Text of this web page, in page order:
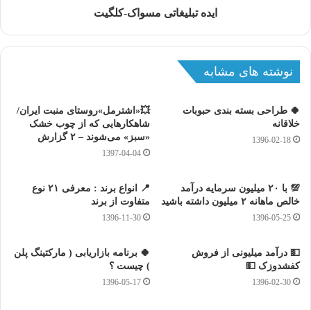
ایده تبلیغاتی مسواک-کلگیت
نوشته های مشابه
🍀 طراحی بسته بندی حبوبات
خلاقانه
1396-02-18
💥«اشترمل»روستای منبت ایران/
شاهکارهایی که از چوب خشک
«سبز» می‌شوند – ۲ گزارش
1397-04-04
💯 با ۲۰ میلیون سرمایه درآمد
خالص ماهانه ۲ میلیون داشته باشید
1396-05-25
📍 انواع برند : معرفی ۲۱ نوع
متفاوت از برند
1396-11-30
💵 درآمد میلیونی از فروش
کفشدوزک 💵
1396-02-30
🍀 برنامه بازاریابی ( مارکتینگ پلن
) چیست ؟
1396-05-17